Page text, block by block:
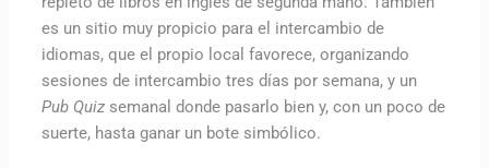
es un sitio muy propicio para el intercambio de
idiomas, que el propio local favorece, organizando
sesiones de intercambio tres días por semana, y un
Pub Quizsemanal donde pasarlo bien y, con un poco de
suerte, hasta ganar un bote simbólico.